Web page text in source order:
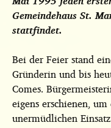
Gemeindehaus St.
stattfindet.
Bei der Feier stand
Gründerin und bis
Comes.
eigens erschienen,
unermüdlichen